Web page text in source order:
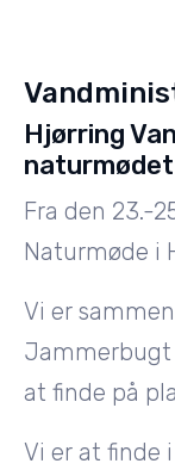
Hjørring
Fra den 23.-
Naturmøde i
Vi er
Jammerbugt
at finde på
Vi er at finde